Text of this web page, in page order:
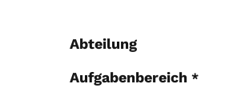
Abteilung
Aufgabenbereich *